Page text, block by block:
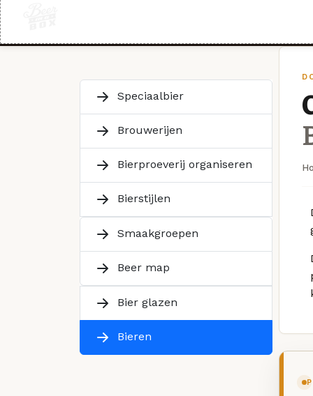
Speciaalbier
Brouwerijen
Bierproeverij organiseren
Bierstijlen
Smaakgroepen
Beer map
Bier glazen
Bieren